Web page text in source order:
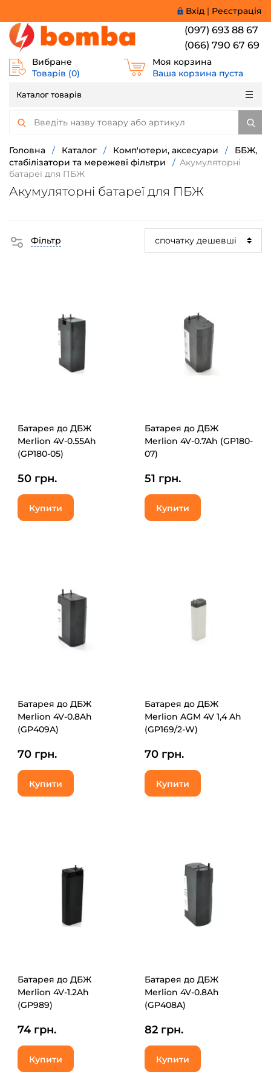
Вхід | Реєстрація
(097) 693 88 67
(066) 790 67 69
Вибране
Товарів (0)
Моя корзина
Ваша корзина пуста
Каталог товарів
Головна / Каталог / Комп'ютери, аксесуари /
ББЖ,
стабілізатори та мережеві фільтри
/ Акумуляторні
батареї для ПБЖ
Акумуляторні батареї для ПБЖ
Фільтр
Батарея до ДБЖ
Merlion 4V-0.55Ah
(GP180-05)
50 грн.
Купити
Батарея до ДБЖ
Merlion 4V-0.7Ah (GP180-
07)
51 грн.
Купити
Батарея до ДБЖ
Merlion 4V-0.8Ah
(GP409A)
70 грн.
Купити
Батарея до ДБЖ
Merlion AGM 4V 1,4 Ah
(GP169/2-W)
70 грн.
Купити
Батарея до ДБЖ
Merlion 4V-1.2Ah
(GP989)
74 грн.
Купити
Батарея до ДБЖ
Merlion 4V-0.8Ah
(GP408A)
82 грн.
Купити